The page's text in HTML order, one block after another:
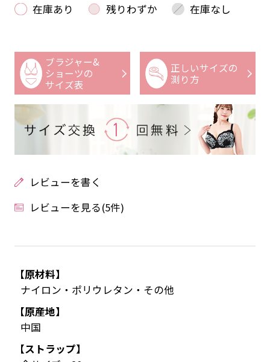
在庫あり 残りわずか 在庫なし
ブラジャー&
ショーツの
サイズ表
正しいサイズの
測り方
レビューを書く
レビューを見る(5件)
【原材料】
ナイロン・ポリウレタン・その他
【原産地】
中国
【ストラップ】